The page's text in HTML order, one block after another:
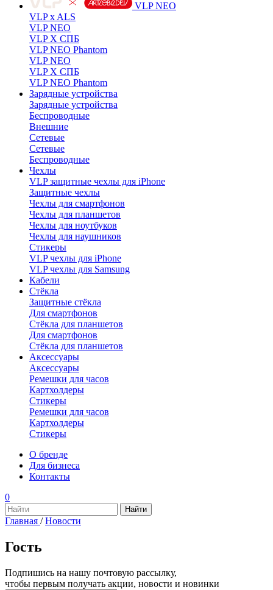
VLP NEO
VLP x ALS
VLP NEO
VLP X СПБ
VLP NEO Phantom
VLP NEO
VLP X СПБ
VLP NEO Phantom
Зарядные устройства
Зарядные устройства
Беспроводные
Внешние
Сетевые
Сетевые
Беспроводные
Чехлы
VLP защитные чехлы для iPhone
Защитные чехлы
Чехлы для смартфонов
Чехлы для планшетов
Чехлы для ноутбуков
Чехлы для наушников
Стикеры
VLP чехлы для iPhone
VLP чехлы для Samsung
Кабели
Стёкла
Защитные стёкла
Для смартфонов
Стёкла для планшетов
Для смартфонов
Стёкла для планшетов
Аксессуары
Аксессуары
Ремешки для часов
Картхолдеры
Стикеры
Ремешки для часов
Картхолдеры
Стикеры
О бренде
Для бизнеса
Контакты
0
Главная / Новости
Гость
Подпишись на нашу почтовую рассылку,
чтобы первым получать акции, новости и новинки